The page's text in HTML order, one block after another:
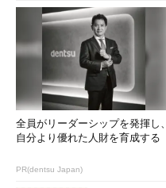
全員がリーダーシップを発揮し、
自分より優れた人財を育成する
PR(dentsu Japan)